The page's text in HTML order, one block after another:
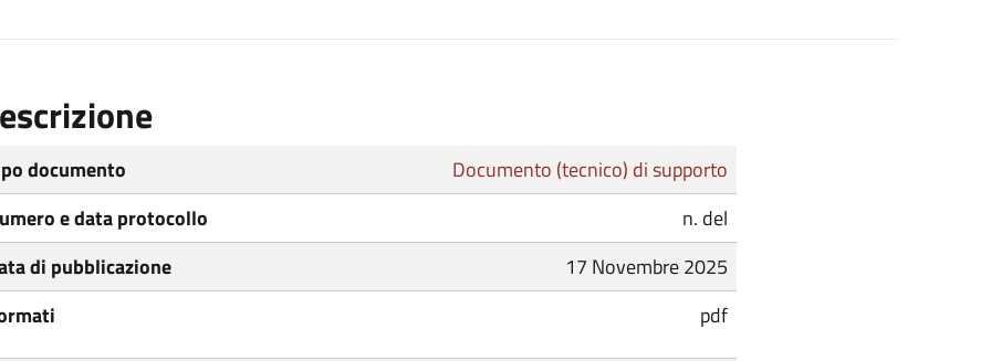
documento
Documento (tecnico) di supporto
e data protocollo
n. del
di pubblicazione
17 Novembre 2025
pdf